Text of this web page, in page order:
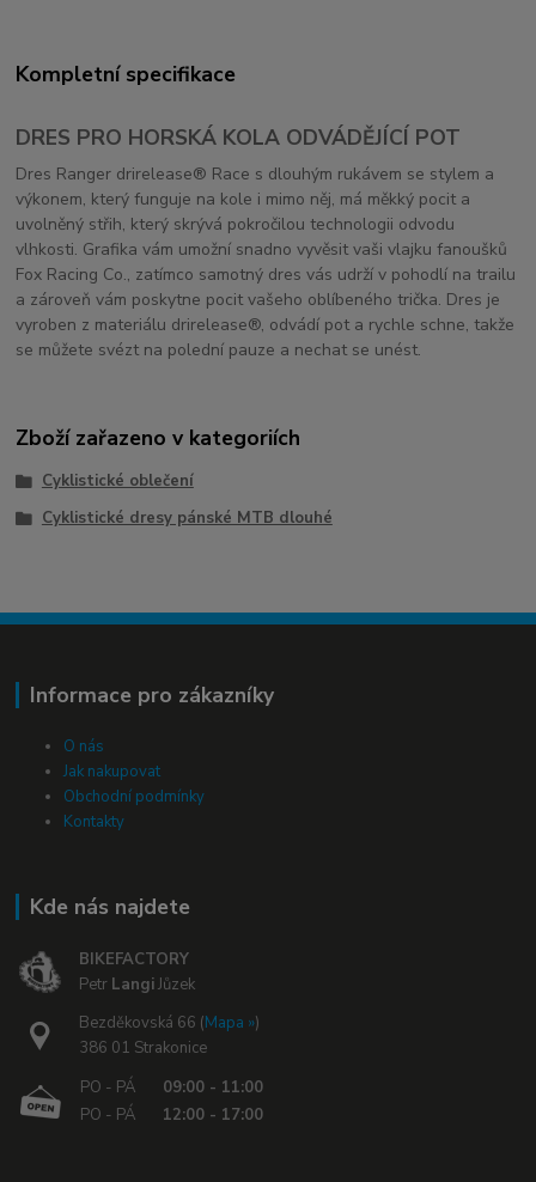
Kompletní specifikace
DRES PRO HORSKÁ KOLA ODVÁDĚJÍCÍ POT
Dres Ranger drirelease® Race s dlouhým rukávem se stylem a
výkonem, který funguje na kole i mimo něj, má měkký pocit a
uvolněný střih, který skrývá pokročilou technologii odvodu
vlhkosti. Grafika vám umožní snadno vyvěsit vaši vlajku fanoušků
Fox Racing Co., zatímco samotný dres vás udrží v pohodlí na trailu
a zároveň vám poskytne pocit vašeho oblíbeného trička. Dres je
vyroben z materiálu drirelease®, odvádí pot a rychle schne, takže
se můžete svézt na polední pauze a nechat se unést.
Zboží zařazeno v kategoriích
Cyklistické oblečení
Cyklistické dresy pánské MTB dlouhé
Informace pro zákazníky
O nás
Jak nakupovat
Obchodní podmínky
Kontakty
Kde nás najdete
BIKEFACTORY
Petr LangiJůzek
Bezděkovská 66 (Mapa »)
386 01 Strakonice
PO - PÁ
09:00 - 11:00
PO - PÁ
12:00 - 17:00